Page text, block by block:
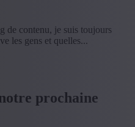
de contenu, je suis toujours
les gens et quelles...
prochaine